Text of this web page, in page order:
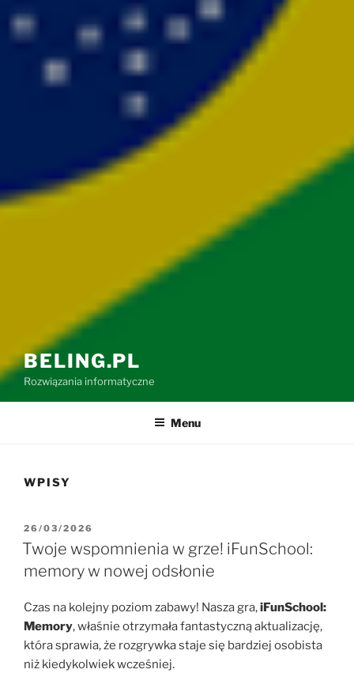
BELING.PL
Rozwiązania informatyczne
Menu
WPISY
OPUBLIKOWANE
W
26/03/2026
Twoje wspomnienia w grze! iFunSchool:
memory w nowej odsłonie
Czas na kolejny poziom zabawy! Nasza gra,iFunSchool:
Memory, właśnie otrzymała fantastyczną aktualizację,
która sprawia, że rozgrywka staje się bardziej osobista
niż kiedykolwiek wcześniej.